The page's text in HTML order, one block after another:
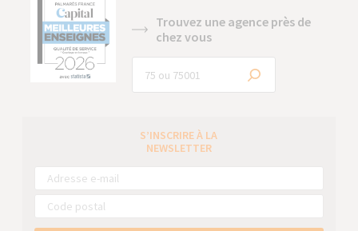
Trouvez une agence près de
chez vous
S’INSCRIRE À LA
NEWSLETTER